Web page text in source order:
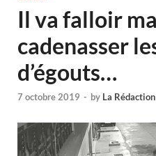
Il va falloir
cadenasser
d’égouts…
7 octobre 2019 - by La Rédaction